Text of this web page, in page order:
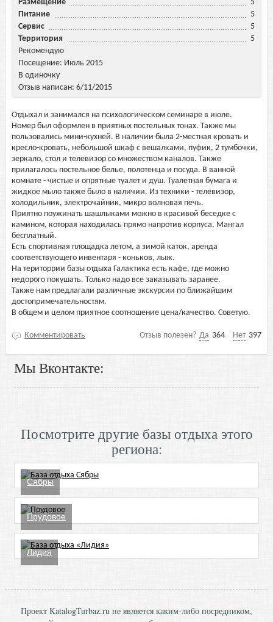
Размещение
5
Питание
5
Сервис
5
Территория
5
Рекомендую
Посещение: Июль 2015
В одиночку
Отзыв написан: 6/11/2015
Отдыхал и занимался на психологическом семинаре в июле.
Номер был оформлен в приятных постельных тонах. Также мы
пользовались мини-кухней. В наличии была 2-местная кровать и
кресло-кровать, небольшой шкаф с вешалками, пуфик, 2 тумбочки,
зеркало, стол и телевизор со множеством каналов. Также
прилагалось постельное белье, полотенца и посуда. В ванной
комнате - чистые и опрятные туалет и душ. Туалетная бумага и
жидкое мыло также было в наличии. Из техники - телевизор,
холодильник, электрочайник, микро волновая печь.
Приятно поужинать шашлыками можно в красивой беседке с
камином, которая находилась прямо напротив корпуса. Мангал
бесплатный.
Есть спортивная площадка летом, а зимой каток, аренда
соответствующего инвентаря - коньков, лыж.
На територрии базы отдыха Галактика есть кафе, где можно
недорого покушать. Только надо все заказывать заранее.
Также нам предлагали различные экскурсии по ближайшим
достопримечательностям.
В общем и целом приятное соотношение цена/качество. Советую.
Отзыв полезен? Да 364 Нет 397
Комментировать
Мы Вконтакте:
Посмотрите другие базы отдыха этого
региона:
Сябры
Прудовое
Лидия
Проект KatalogTurbaz.ru не является каким-либо посредником,